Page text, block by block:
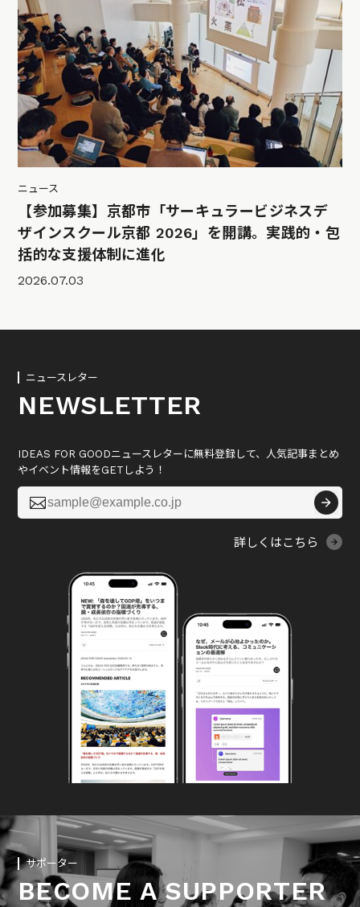
ニュース
【参加募集】京都市「サーキュラービジネスデ
ザインスクール京都 2026」を開講。実践的・包
括的な支援体制に進化
2026.07.03
ニュースレター
NEWSLETTER
IDEAS FOR GOODニュースレターに無料登録して、人気記事まとめ
やイベント情報をGETしよう！

詳しくはこちら
サポーター
BECOME A SUPPORTER